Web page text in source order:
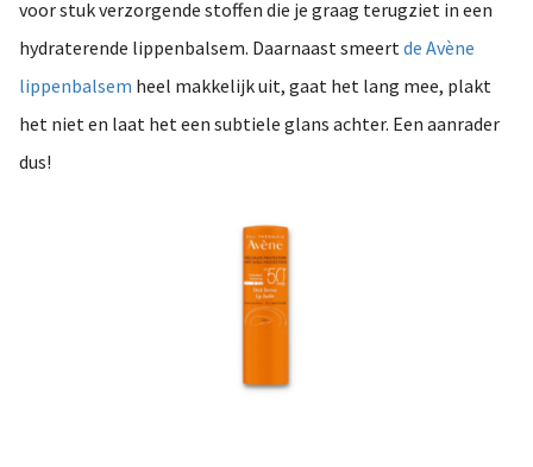
voor stuk verzorgende stoffen die je graag terugziet in een
hydraterende lippenbalsem. Daarnaast smeert de Avène
lippenbalsem heel makkelijk uit, gaat het lang mee, plakt
het niet en laat het een subtiele glans achter. Een aanrader
dus!